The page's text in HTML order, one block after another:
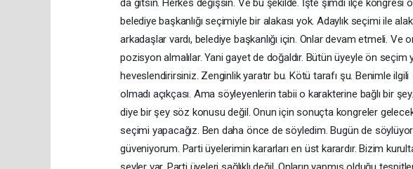
da gitsin. Herkes değişsin. Ve bu şekilde. İşte şimdi ilçe
belediye başkanlığı seçimiyle bir alakası yok. Adaylık seçimi ile
arkadaşlar vardı, belediye başkanlığı için. Onlar devam etmeli.
pozisyon almalılar. Yani gayet de doğaldır. Bütün üyeyle ön seçim
heveslendirirsiniz. Zenginlik yaratır bu. Kötü tarafı şu. Benimle
olmadı açıkçası. Ama söyleyenlerin tabii o karakterine bağlı bir
diye bir şey söz konusu değil. Onun için sonuçta kongreler
seçimi yapacağız. Ben daha önce de söyledim. Bugün de
güveniyorum. Parti üyelerimin kararları en üst karardır. Bizim